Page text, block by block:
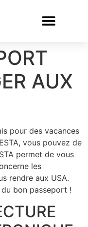
AUX
pour des vacances
vous pouvez de
permet de vous
les
rendre aux USA.
bon passeport !